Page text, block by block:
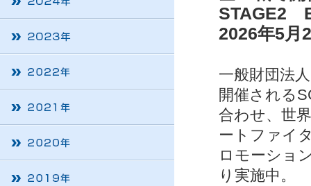
STAGE2
2026年5月
一般財団法
開催される
合わせ、世
ートファイ
ロモーショ
り実施中。